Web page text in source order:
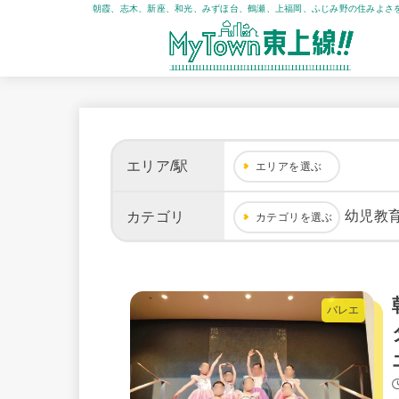
朝霞、志木、新座、和光、みずほ台、鶴瀬、上福岡、ふじみ野の住みよさ
エリア/駅 エリアを選ぶ
カテゴリ カテゴリを選ぶ 幼児教
バレエ